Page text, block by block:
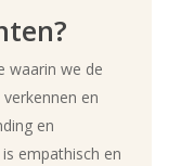
waarin we de
en
en
empathisch en